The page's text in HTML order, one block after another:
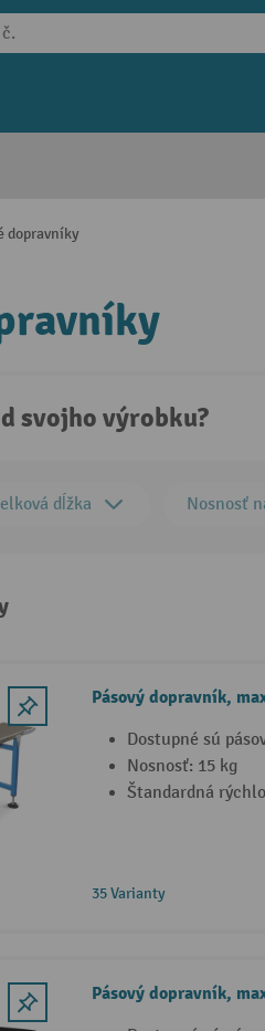
dopravníky
svojho výrobku?
dĺžka Nosnosť
Pásový dopravník,
Dostupné sú
Nosnosť: 15 kg
Štandardná
35 Varianty
Pásový dopravník,